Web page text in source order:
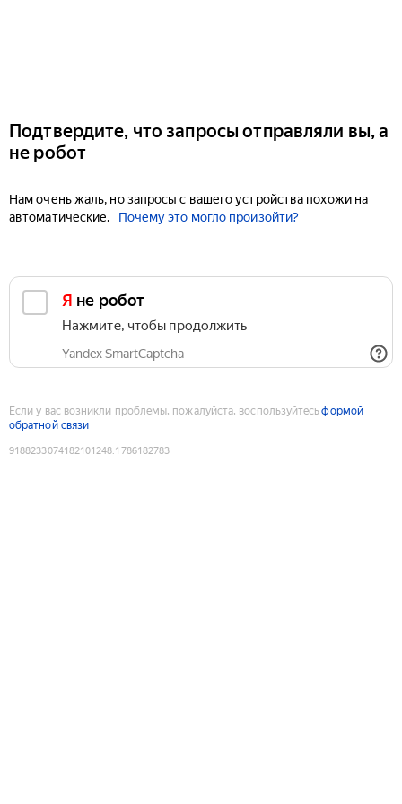
Подтвердите, что запросы отправляли вы, а
не робот
Нам очень жаль, но запросы с вашего устройства похожи на
автоматические.
Почему это могло произойти?
Я не робот
Нажмите, чтобы продолжить
Yandex SmartCaptcha
Если у вас возникли проблемы, пожалуйста, воспользуйтесьформой
обратной связи
9188233074182101248:1786182783